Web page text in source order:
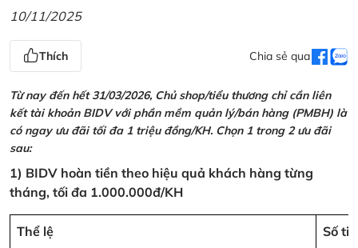
10/11/2025
Thích Chia sẻ qua
Từ nay đến hết 31/03/2026, Chủ shop/tiểu thương chỉ cần liên
kết tài khoản BIDV với phần mềm quản lý/bán hàng (PMBH) là
có ngay ưu đãi tối đa 1 triệu đồng/KH. Chọn 1 trong 2 ưu đãi
sau:
1) BIDV hoàn tiền theo hiệu quả khách hàng từng
tháng, tối đa 1.000.000đ/KH
Thể lệ Số